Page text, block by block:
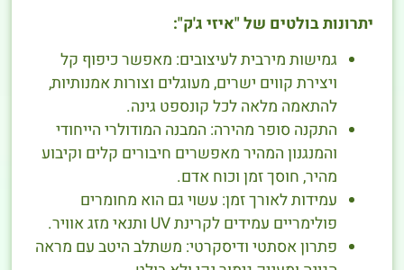
יתרונות בולטים של "איזי ג'ק":
גמישות מירבית לעיצובים: מאפשר כיפוף קל
ויצירת קווים ישרים, מעוגלים וצורות אמנותיות,
להתאמה מלאה לכל קונספט גינה.
התקנה סופר מהירה: המבנה המודולרי הייחודי
והמנגנון המהיר מאפשרים חיבורים קלים וקיבוע
מהיר, חוסך זמן וכוח אדם.
עמידות לאורך זמן: עשוי גם הוא מחומרים
פולימריים עמידים לקרינת UV ותנאי מזג אוויר.
פתרון אסתטי ודיסקרטי: משתלב היטב עם מראה